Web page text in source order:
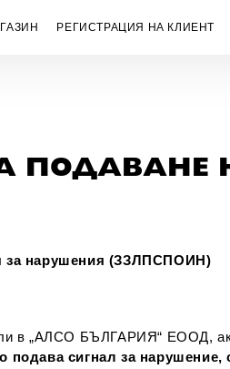
РЕГИСТРАЦИЯ НА КЛИЕНТ
ПОДАВАНЕ
за нарушения (ЗЗЛПСПОИН)
в „АЛСО БЪЛГАРИЯ“ ЕООД,
подава сигнал за нарушение,